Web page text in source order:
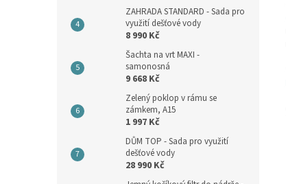
ZAHRADA STANDARD - Sada pro
využití dešťové vody
8 990 Kč
Šachta na vrt MAXI -
samonosná
9 668 Kč
Zelený poklop v rámu se
zámkem, A15
1 997 Kč
DŮM TOP - Sada pro využití
dešťové vody
28 990 Kč